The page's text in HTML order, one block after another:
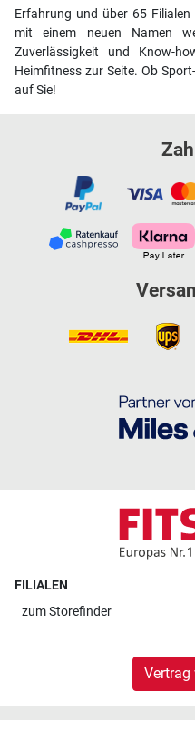
Erfahrung und über 65
mit einem neuen Namen
Zuverlässigkeit und Know-
Heimfitness zur Seite. Ob
auf Sie!
FILIALEN
zumStorefinder
Vertrag